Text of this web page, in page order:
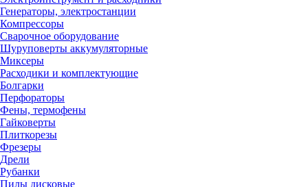
Генераторы, электростанции
Компрессоры
Сварочное оборудование
Шуруповерты аккумуляторные
Миксеры
Расходики и комплектующие
Болгарки
Перфораторы
Фены, термофены
Гайковерты
Плиткорезы
Фрезеры
Дрели
Рубанки
Пилы дисковые